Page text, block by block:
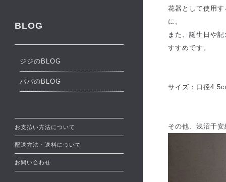
花器として使用
に。
また、誕生日や
すすめです。
サイズ：口径
その他、浅沼千
BLOG
ジジのBLOG
ババのBLOG
お支払い方法について
配送方法・送料について
お問い合わせ